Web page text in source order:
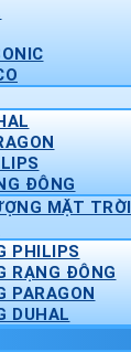
ĐÔNG
MẶT TRỜI
PHILIPS
RẠNG ĐÔNG
PARAGON
DUHAL